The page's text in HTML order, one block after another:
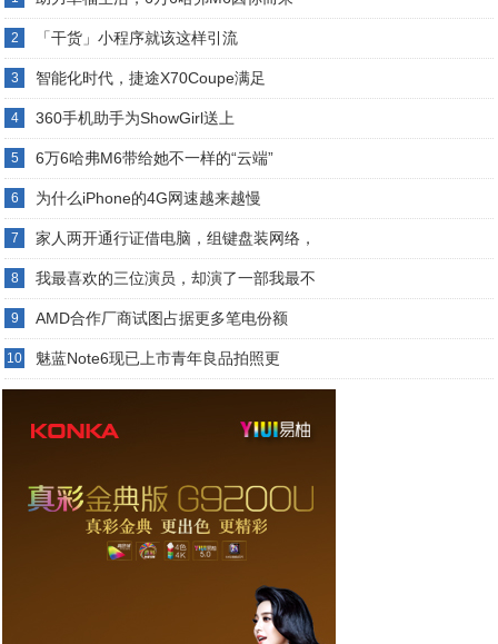
2 「干货」小程序就该这样引流
3 智能化时代，捷途X70Coupe满足
4 360手机助手为ShowGirl送上
5 6万6哈弗M6带给她不一样的“云端”
6 为什么iPhone的4G网速越来越慢
7 家人两开通行证借电脑，组键盘装网络，
8 我最喜欢的三位演员，却演了一部我最不
9 AMD合作厂商试图占据更多笔电份额
10 魅蓝Note6现已上市青年良品拍照更